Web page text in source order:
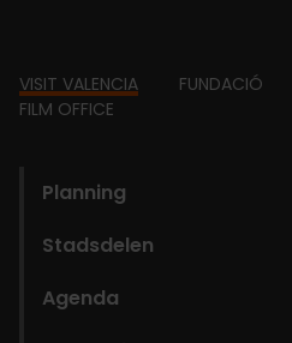
Footer
VISIT VALENCIA FUNDACIÓ
FILM OFFICE
Planning
Stadsdelen
Agenda